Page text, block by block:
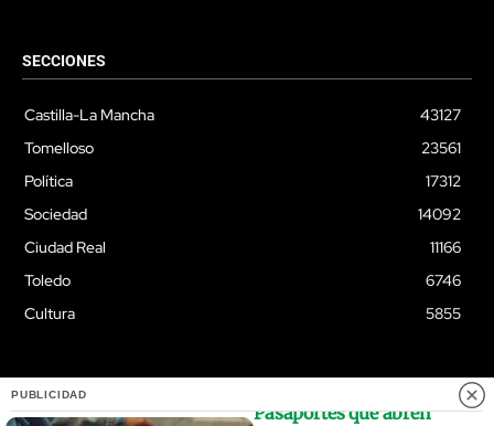
SECCIONES
Castilla-La Mancha
43127
Tomelloso
23561
Política
17312
Sociedad
14092
Ciudad Real
11166
Toledo
6746
Cultura
5855
© Quixoteus
PUBLICIDAD
Pasaportes que abren